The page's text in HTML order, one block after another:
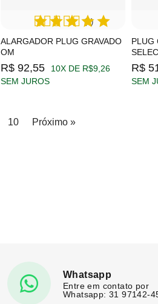
ALARGADOR PLUG GRAVADO
OM
(1)
R$ 92,55
10X DE R$9,26
SEM JUROS
PLUG
R$
SEM
10
Próximo »
Whatsapp
Entre em contato por
Whatsapp: 31 97142-